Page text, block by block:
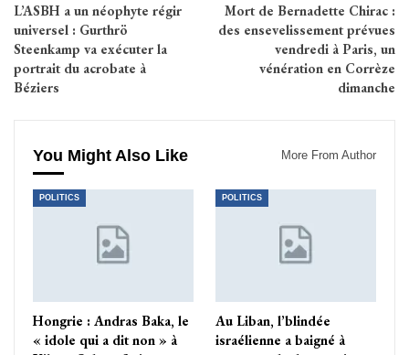
L’ASBH a un néophyte régir
universel : Gurthrö
Steenkamp va exécuter la
portrait du acrobate à
Béziers
Mort de Bernadette Chirac :
des ensevelissement prévues
vendredi à Paris, un
vénération en Corrèze
dimanche
You Might Also Like More From Author
POLITICS
Hongrie : Andras Baka, le
« idole qui a dit non » à
POLITICS
Au Liban, l’blindée
israélienne a baigné à